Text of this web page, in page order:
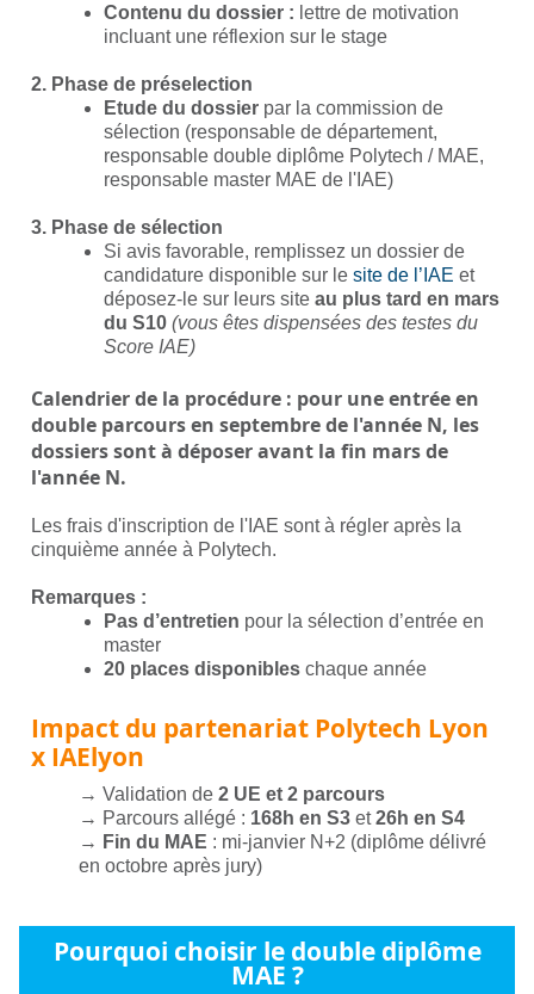
Contenu du dossier : lettre de motivation
incluant une réflexion sur le stage
2. Phase de préselection
Etude du dossierpar la commission de
sélection (responsable de département,
responsable double diplôme Polytech / MAE,
responsable master MAE de l'IAE)
3. Phase de sélection
Si avis favorable, remplissez un dossier de
candidature disponible sur le site de l’IAE et
déposez-le sur leurs site au plus tard en mars
du S10 (vous êtes dispensées des testes du
Score IAE)
Calendrier de la procédure : pour une entrée en
double parcours en septembre de l'année N, les
dossiers sont à déposer avant la fin mars de
l'année N.
Les frais d'inscription de l'IAE sont à régler après la
cinquième année à Polytech.
Remarques :
Pas d’entretien pour la sélection d’entrée en
master
20 places disponibleschaque année
Impact du partenariat Polytech Lyon
x IAElyon
→ Validation de 2 UE et 2 parcours
→ Parcours allégé : 168h en S3 et26h en S4
→ Fin du MAE : mi-janvier N+2 (diplôme délivré
en octobre après jury)
Pourquoi choisir le double diplôme
MAE ?